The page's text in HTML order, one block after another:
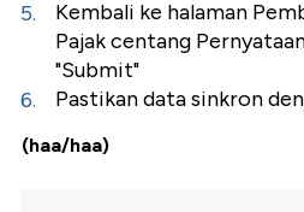
Kembali ke halaman
Pajak centang
"Submit"
Pastikan data sinkron
(haa/haa)